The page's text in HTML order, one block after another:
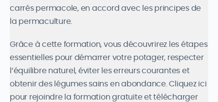
carrés permacole, en accord avec les principes de
la permaculture.
Grâce à cette formation, vous découvrirez les étapes
essentielles pour démarrer votre potager, respecter
l’équilibre naturel, éviter les erreurs courantes et
obtenir des légumes sains en abondance. Cliquez ici
pour rejoindre la formation gratuite et télécharger